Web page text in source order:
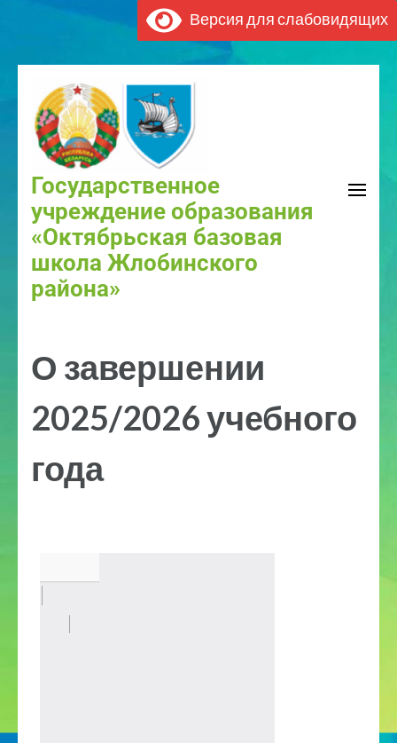
Версия для слабовидящих
Государственное
учреждение образования
«Октябрьская базовая
школа Жлобинского
района»
О завершении
2025/2026 учебного
года